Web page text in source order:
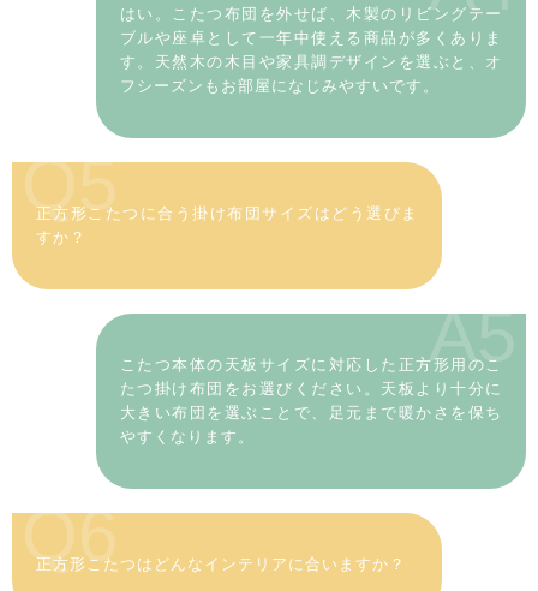
はい。こたつ布団を外せば、木製のリビングテー
ブルや座卓として一年中使える商品が多くありま
す。天然木の木目や家具調デザインを選ぶと、オ
フシーズンもお部屋になじみやすいです。
Q5
正方形こたつに合う掛け布団サイズはどう選びま
すか？
A5
こたつ本体の天板サイズに対応した正方形用のこ
たつ掛け布団をお選びください。天板より十分に
大きい布団を選ぶことで、足元まで暖かさを保ち
やすくなります。
Q6
正方形こたつはどんなインテリアに合いますか？